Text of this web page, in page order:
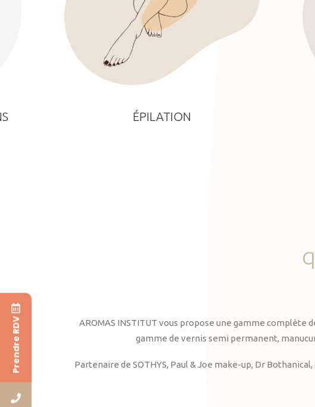
ÉPILATION
AROMAS INSTITUT vous propose une gamme complète
gamme de vernis semi permanent,
Partenaire de SOTHYS, Paul & Joe make-up, Dr
Prendre RDV